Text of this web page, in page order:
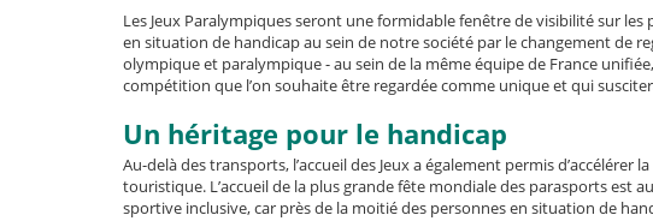
Les Jeux Paralympiques seront une formidable fenêtre de visibilité sur
en situation de handicap au sein de notre société par le changement de
olympique et paralympique - au sein de la même équipe de France
compétition que l’on souhaite être regardée comme unique et qui
Un héritage pour le handicap
Au-delà des transports, l’accueil des Jeux a également permis
touristique. L’accueil de la plus grande fête mondiale des parasports est
sportive inclusive, car près de la moitié des personnes en situation de